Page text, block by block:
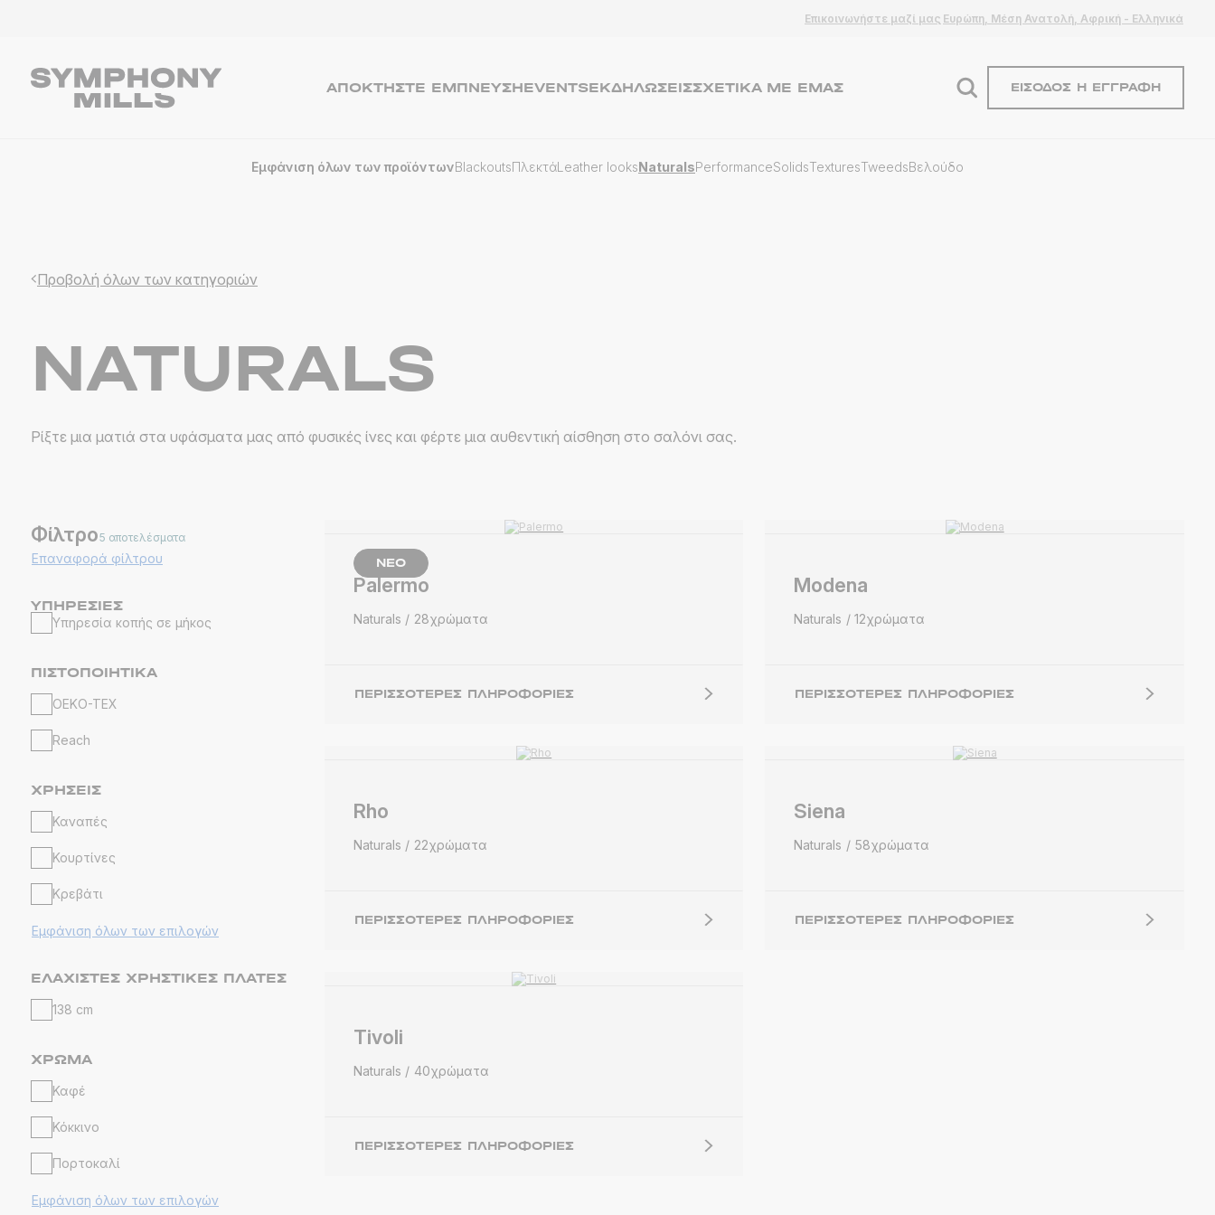
Επικοινωνήστε μαζί μας Ευρώπη, Μέση Ανατολή, Αφρική - Ελληνικά
ΑΠΟΚΤΉΣΤΕ ΈΜΠΝΕΥΣΗEVENTSΕΚΔΗΛΏΣΕΙΣΣΧΕΤΙΚΆ ΜΕ ΕΜΆΣ ΕΊΣΟΔΟΣ Ή ΕΓΓΡΑΦΉ
Εμφάνιση όλων των προϊόντωνBlackoutsΠλεκτάLeather looksNaturalsPerformanceSolidsTexturesTweedsΒελούδο
Προβολή όλων των κατηγοριών
NATURALS
Ρίξτε μια ματιά στα υφάσματα μας από φυσικές ίνες και φέρτε μια αυθεντική αίσθηση στο σαλόνι σας.
Φίλτρο5 αποτελέσματα
Επαναφορά φίλτρου
ΥΠΗΡΕΣΊΕΣ
Υπηρεσία κοπής σε μήκος
ΠΙΣΤΟΠΟΙΗΤΙΚΆ
OEKO-TEX
Reach
ΧΡΉΣΕΙΣ
Καναπές
Κουρτίνες
Κρεβάτι
Εμφάνιση όλων των επιλογών
ΕΛΆΧΙΣΤΕΣ ΧΡΗΣΤΙΚΈΣ ΠΛΆΤΕΣ
138 cm
ΧΡΏΜΑ
Καφέ
Κόκκινο
Πορτοκαλί
Εμφάνιση όλων των επιλογών
ΝΈΟ
Palermo
Naturals 28χρώματα
ΠΕΡΙΣΣΌΤΕΡΕΣ ΠΛΗΡΟΦΟΡΊΕΣ
Modena
Naturals 12χρώματα
ΠΕΡΙΣΣΌΤΕΡΕΣ ΠΛΗΡΟΦΟΡΊΕΣ
Rho
Naturals 22χρώματα
ΠΕΡΙΣΣΌΤΕΡΕΣ ΠΛΗΡΟΦΟΡΊΕΣ
Siena
Naturals 58χρώματα
ΠΕΡΙΣΣΌΤΕΡΕΣ ΠΛΗΡΟΦΟΡΊΕΣ
Tivoli
Naturals 40χρώματα
ΠΕΡΙΣΣΌΤΕΡΕΣ ΠΛΗΡΟΦΟΡΊΕΣ